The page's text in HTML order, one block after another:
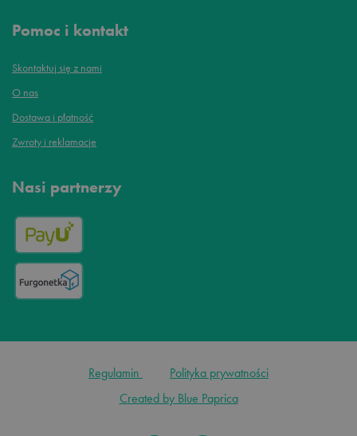
Pomoc i kontakt
Skontaktuj się z nami
O nas
Dostawa i płatność
Zwroty i reklamacje
Nasi partnerzy
Regulamin
Polityka prywatności
Created by Blue Paprica